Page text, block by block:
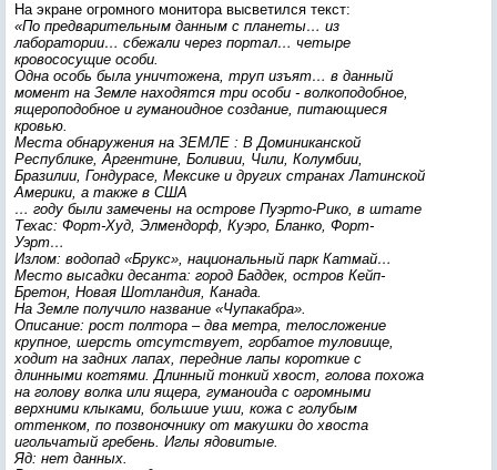
На экране огромного монитора высветился текст:
«По предварительным данным с планеты… из
лаборатории… сбежали через портал… четыре
кровососущие особи.
Одна особь была уничтожена, труп изъят… в данный
момент на Земле находятся три особи - волкоподобное,
ящероподобное и гуманоидное создание, питающиеся
кровью.
Места обнаружения на ЗЕМЛЕ : В Доминиканской
Республике, Аргентине, Боливии, Чили, Колумбии,
Бразилии, Гондурасе, Мексике и других странах Латинской
Америки, а также в США
… году были замечены на острове Пуэрто-Рико, в штате
Техас: Форт-Худ, Элмендорф, Куэро, Бланко, Форт-
Уэрт…
Излом: водопад «Брукс», национальный парк Катмай…
Место высадки десанта: город Баддек, остров Кейп-
Бретон, Новая Шотландия, Канада.
На Земле получило название «Чупакабра».
Описание: рост полтора – два метра, телосложение
крупное, шерсть отсутствует, горбатое туловище,
ходит на задних лапах, передние лапы короткие с
длинными когтями. Длинный тонкий хвост, голова похожа
на голову волка или ящера, гуманоида с огромными
верхними клыками, большие уши, кожа с голубым
оттенком, по позвоночнику от макушки до хвоста
игольчатый гребень. Иглы ядовитые.
Яд: нет данных.